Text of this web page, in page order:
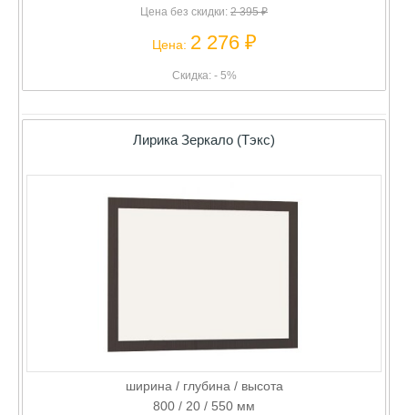
Цена без скидки: 2 395 ₽
Цена: 2 276 ₽
Скидка: - 5%
Лирика Зеркало (Тэкс)
ширина / глубина / высота
800 / 20 / 550 мм